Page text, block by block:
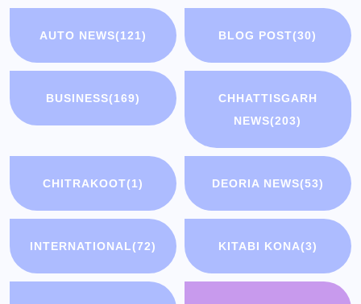
AUTO NEWS(121) BLOG POST(30)
BUSINESS(169)
CHHATTISGARH
NEWS(203)
CHITRAKOOT(1) DEORIA NEWS(53)
INTERNATIONAL(72) KITABI KONA(3)